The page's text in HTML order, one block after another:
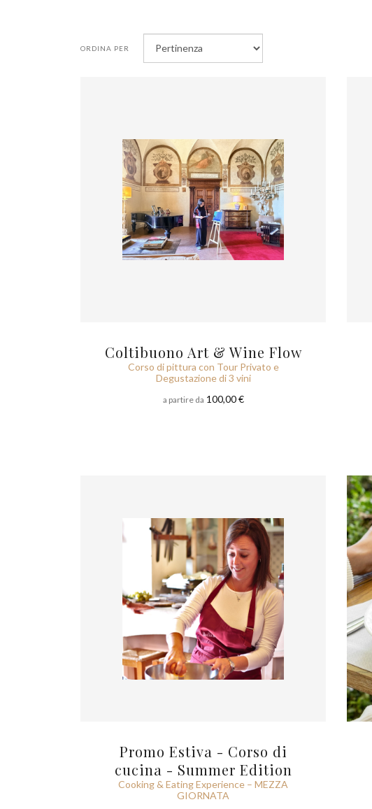
ORDINA PER
Coltibuono Art & Wine Flow
Corso di pittura con Tour Privato e
Degustazione di 3 vini
a partire da 100,00 €
Promo Estiva - Corso di
cucina - Summer Edition
Cooking & Eating Experience – MEZZA
GIORNATA